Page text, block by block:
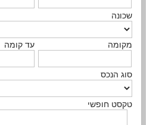
שכונה
מקומה עד קומה
סוג הנכס
טקסט חופשי